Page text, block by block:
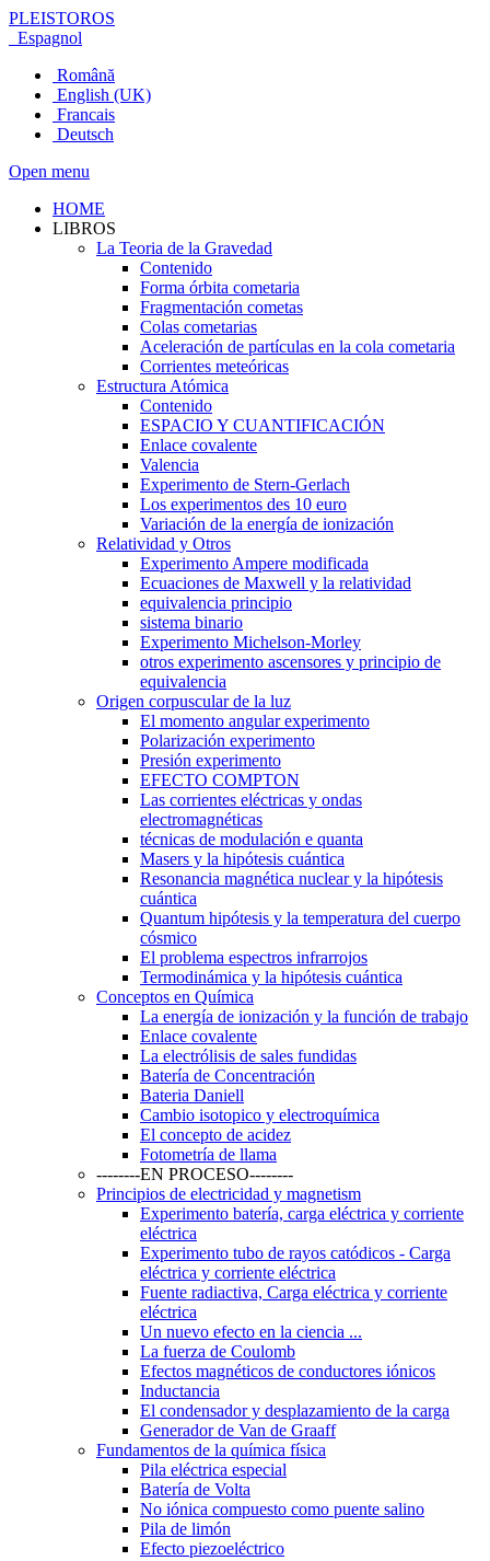
PLEISTOROS
Espagnol
Română
English (UK)
Francais
Deutsch
Open menu
HOME
LIBROS
La Teoria de la Gravedad
Contenido
Forma órbita cometaria
Fragmentación cometas
Colas cometarias
Aceleración de partículas en la cola cometaria
Corrientes meteóricas
Estructura Atómica
Contenido
ESPACIO Y CUANTIFICACIÓN
Enlace covalente
Valencia
Experimento de Stern-Gerlach
Los experimentos des 10 euro
Variación de la energía de ionización
Relatividad y Otros
Experimento Ampere modificada
Ecuaciones de Maxwell y la relatividad
equivalencia principio
sistema binario
Experimento Michelson-Morley
otros experimento ascensores y principio de
equivalencia
Origen corpuscular de la luz
El momento angular experimento
Polarización experimento
Presión experimento
EFECTO COMPTON
Las corrientes eléctricas y ondas
electromagnéticas
técnicas de modulación e quanta
Masers y la hipótesis cuántica
Resonancia magnética nuclear y la hipótesis
cuántica
Quantum hipótesis y la temperatura del cuerpo
cósmico
El problema espectros infrarrojos
Termodinámica y la hipótesis cuántica
Conceptos en Química
La energía de ionización y la función de trabajo
Enlace covalente
La electrólisis de sales fundidas
Batería de Concentración
Bateria Daniell
Cambio isotopico y electroquímica
El concepto de acidez
Fotometría de llama
--------EN PROCESO--------
Principios de electricidad y magnetism
Experimento batería, carga eléctrica y corriente
eléctrica
Experimento tubo de rayos catódicos - Carga
eléctrica y corriente eléctrica
Fuente radiactiva, Carga eléctrica y corriente
eléctrica
Un nuevo efecto en la ciencia ...
La fuerza de Coulomb
Efectos magnéticos de conductores iónicos
Inductancia
El condensador y desplazamiento de la carga
Generador de Van de Graaff
Fundamentos de la química física
Pila eléctrica especial
Batería de Volta
No iónica compuesto como puente salino
Pila de limón
Efecto piezoeléctrico